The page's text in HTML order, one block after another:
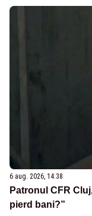
6 aug. 2026, 14:38
Patronul CFR
pierd bani?”